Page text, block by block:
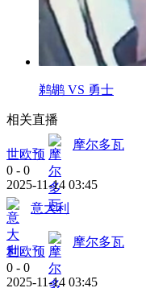
鹈鹕 VS 勇士
相关直播
世欧预
摩尔多瓦
0 - 0
2025-11-14 03:45
意大利
世欧预
摩尔多瓦
0 - 0
2025-11-14 03:45